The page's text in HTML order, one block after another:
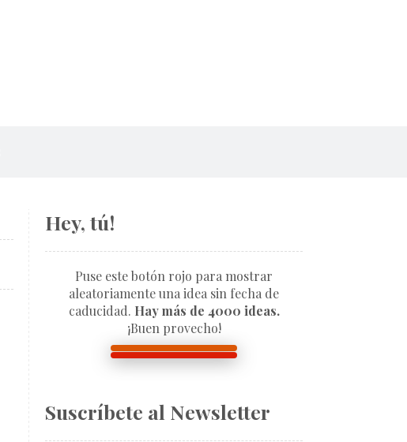
Hey, tú!
Puse este botón rojo para mostrar
aleatoriamente una idea sin fecha de
caducidad. Hay más de 4000 ideas.
¡Buen provecho!
Suscríbete al Newsletter